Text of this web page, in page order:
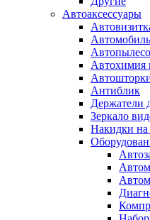
Автоаксессуары
Автохимия
Антиблик
Держатели
Зеркало
Накидки на